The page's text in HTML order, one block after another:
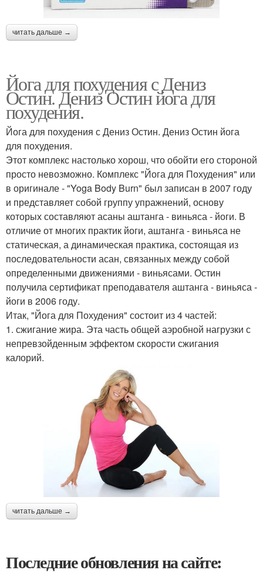
читать дальше →
Йога для похудения с Дениз
Остин. Дениз Остин йога для
похудения.
Йога для похудения с Дениз Остин. Дениз Остин йога
для похудения.
Этот комплекс настолько хорош, что обойти его стороной
просто невозможно. Комплекс "Йога для Похудения" или
в оригинале - "Yoga Body Burn" был записан в 2007 году
и представляет собой группу упражнений, основу
которых составляют асаны аштанга - виньяса - йоги. В
отличие от многих практик йоги, аштанга - виньяса не
статическая, а динамическая практика, состоящая из
последовательности асан, связанных между собой
определенными движениями - виньясами. Остин
получила сертификат преподавателя аштанга - виньяса -
йоги в 2006 году.
Итак, "Йога для Похудения" состоит из 4 частей:
1. сжигание жира. Эта часть общей аэробной нагрузки с
непревзойденным эффектом скорости сжигания
калорий.
читать дальше →
Последние обновления на сайте: